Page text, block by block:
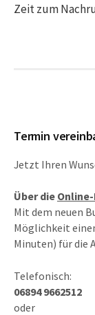
Zeit zum
Termin
Jetzt Ihren
Über die
Mit dem neuen
Möglichkeit
Minuten) für die
Telefonisch:
06894 9662512
oder